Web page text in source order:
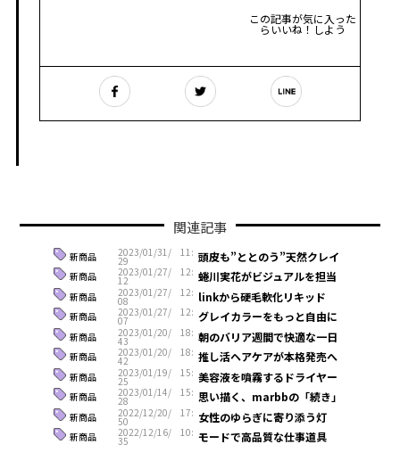
この記事が気に入った
らいいね！しよう
関連記事
新商品 2023/01/31/ 11:
29 頭皮も”ととのう”天然クレイ
新商品 2023/01/27/ 12:
12 蜷川実花がビジュアルを担当
新商品 2023/01/27/ 12:
08 linkから硬毛軟化リキッド
新商品 2023/01/27/ 12:
07 グレイカラーをもっと自由に
新商品 2023/01/20/ 18:
43 朝のバリア週間で快適な一日
新商品 2023/01/20/ 18:
42 推し活ヘアケアが本格発売へ
新商品 2023/01/19/ 15:
25 美容液を噴霧するドライヤー
新商品 2023/01/14/ 15:
28 思い描く、marbbの「続き」
新商品 2022/12/20/ 17:
50 女性のゆらぎに寄り添う灯
新商品 2022/12/16/ 10:
35 モードで高品質な仕事道具